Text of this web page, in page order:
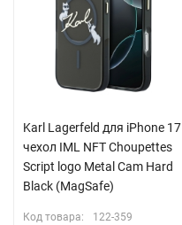
Karl Lagerfeld для iPhone 17
чехол IML NFT Choupettes
Script logo Metal Cam Hard
Black (MagSafe)
Код товара: 122-359